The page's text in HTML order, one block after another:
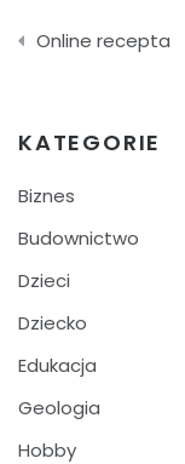
Nawigacja
Online recepta
KATEGORIE
Biznes
Budownictwo
Dzieci
Dziecko
Edukacja
Geologia
Hobby